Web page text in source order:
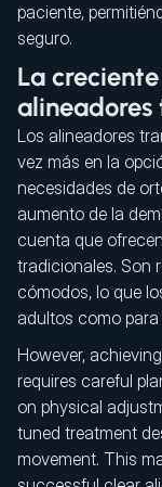
paciente,
seguro.
La
alineadores
Los alineadores
vez más en la
necesidades de
aumento de la
cuenta que
tradicionales. Son
cómodos, lo que
adultos como
However,
requires careful
on physical
tuned treatment
movement. This